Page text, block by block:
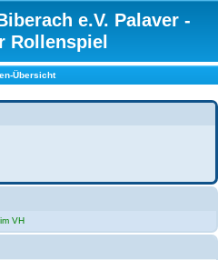
e.V. Palaver -
Rollenspiel
Übersicht
VH